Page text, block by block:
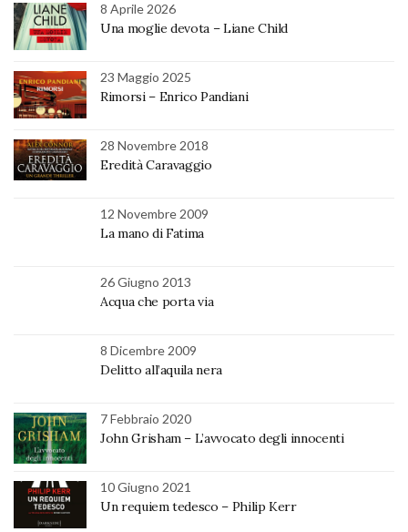
8 Aprile 2026
Una moglie devota – Liane Child
23 Maggio 2025
Rimorsi – Enrico Pandiani
28 Novembre 2018
Eredità Caravaggio
12 Novembre 2009
La mano di Fatima
26 Giugno 2013
Acqua che porta via
8 Dicembre 2009
Delitto all’aquila nera
7 Febbraio 2020
John Grisham – L’avvocato degli innocenti
10 Giugno 2021
Un requiem tedesco – Philip Kerr